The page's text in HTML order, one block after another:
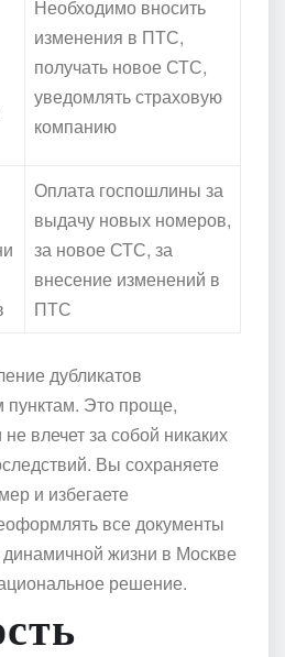
Необходимо вносить
изменения в ПТС,
получать новое СТС,
уведомлять страховую
компанию
Оплата госпошлины за
выдачу новых номеров,
за новое СТС, за
внесение изменений в
ПТС
дубликатов
пунктам. Это проще,
влечет за собой никаких
Вы сохраняете
и избегаете
все документы
жизни в Москве
решение.